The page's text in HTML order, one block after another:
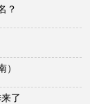
？
）
了